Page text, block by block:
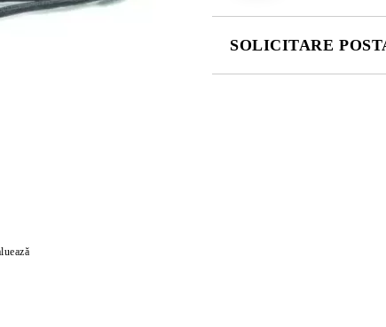
SOLICITARE